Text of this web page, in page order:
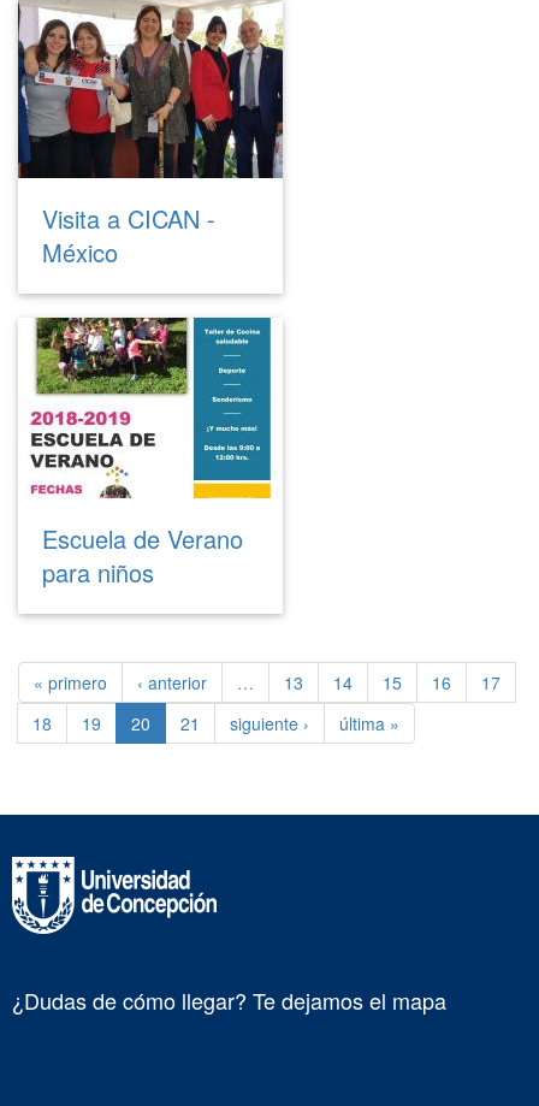
Visita a CICAN -
México
Escuela de Verano
para niños
« primero ‹ anterior … 13 14 15 16
17
18
19 20 21 siguiente › última »
¿Dudas de cómo llegar? Te dejamos el mapa